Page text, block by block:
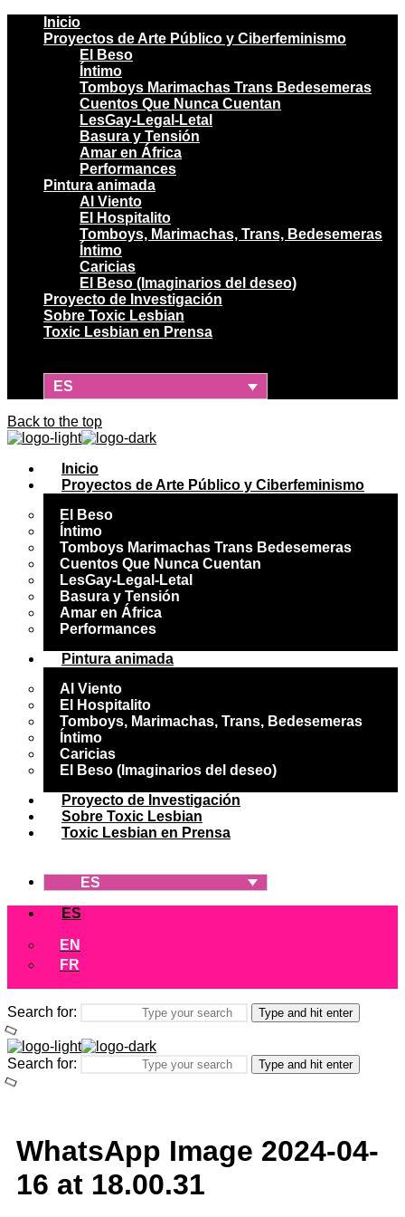
Inicio
Proyectos de Arte Público y Ciberfeminismo
El Beso
Íntimo
Tomboys Marimachas Trans Bedesemeras
Cuentos Que Nunca Cuentan
LesGay-Legal-Letal
Basura y Tensión
Amar en África
Performances
Pintura animada
Al Viento
El Hospitalito
Tomboys, Marimachas, Trans, Bedesemeras
Íntimo
Caricias
El Beso (Imaginarios del deseo)
Proyecto de Investigación
Sobre Toxic Lesbian
Toxic Lesbian en Prensa
ES
Back to the top
Inicio
Proyectos de Arte Público y Ciberfeminismo
El Beso
Íntimo
Tomboys Marimachas Trans Bedesemeras
Cuentos Que Nunca Cuentan
LesGay-Legal-Letal
Basura y Tensión
Amar en África
Performances
Pintura animada
Al Viento
El Hospitalito
Tomboys, Marimachas, Trans, Bedesemeras
Íntimo
Caricias
El Beso (Imaginarios del deseo)
Proyecto de Investigación
Sobre Toxic Lesbian
Toxic Lesbian en Prensa
ES
ES
EN
FR
Search for: Type and hit enter
Search for: Type and hit enter
WhatsApp Image 2024-04-
16 at 18.00.31